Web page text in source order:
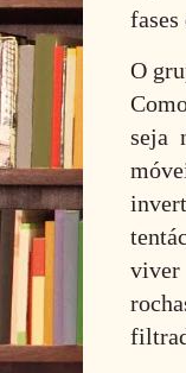
fases
O
seja
viver